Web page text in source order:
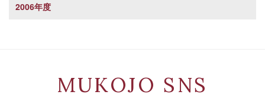
2006年度
MUKOJO SNS